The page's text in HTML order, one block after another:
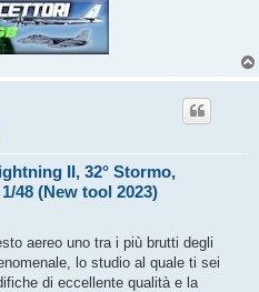
II, 32° Stormo,
48 (New tool 2023)
aereo uno tra i più brutti degli
lo studio al quale ti sei
di eccellente qualità e la